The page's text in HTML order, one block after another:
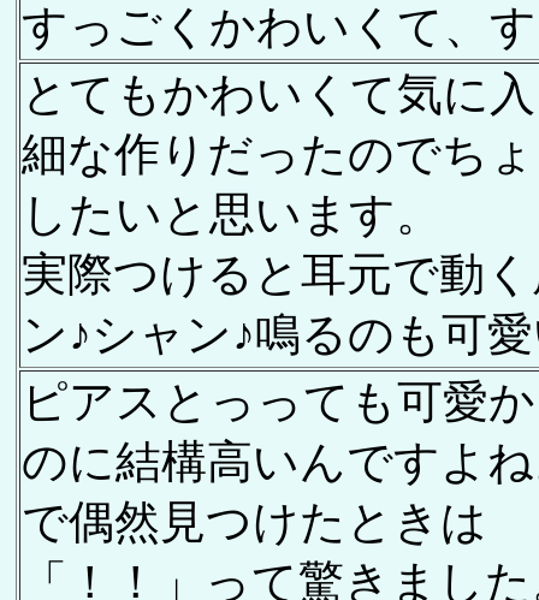
すっごくかわいくて、
とてもかわいくて気に
細な作りだったのでち
したいと思います。
実際つけると耳元で動
ン♪シャン♪鳴るのも可
ピアスとっっても可愛
のに結構高いんですよ
で偶然見つけたときは
「！！」って驚きまし